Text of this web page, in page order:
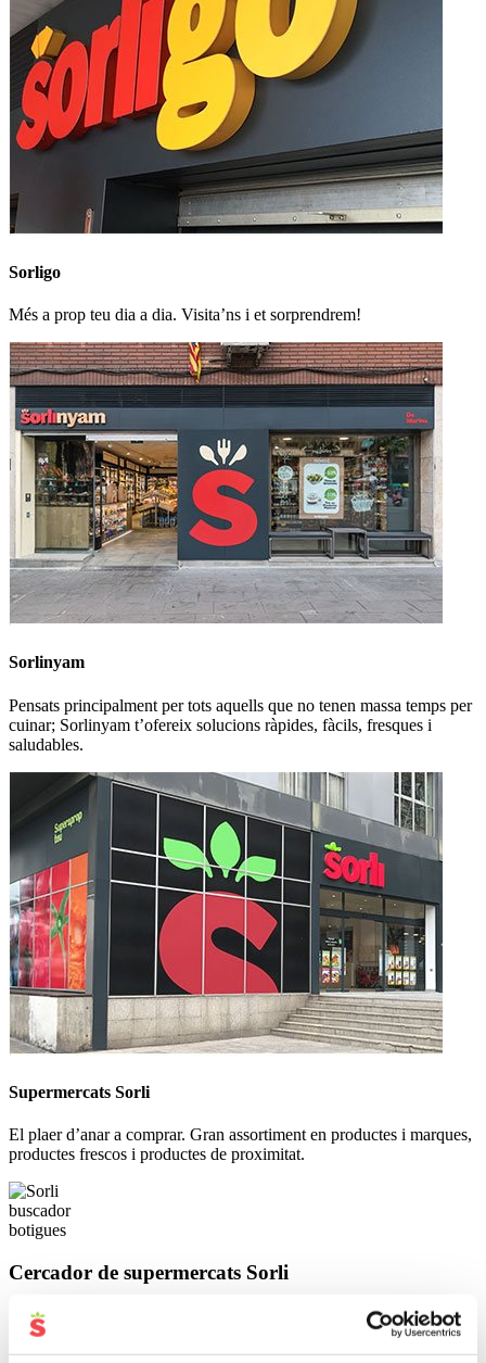
Sorligo
Més a prop teu dia a dia. Visita’ns i et sorprendrem!
Sorlinyam
Pensats principalment per tots aquells que no tenen massa temps per
cuinar; Sorlinyam t’ofereix solucions ràpides, fàcils, fresques i
saludables.
Supermercats Sorli
El plaer d’anar a comprar. Gran assortiment en productes i marques,
productes frescos i productes de proximitat.
Cercador de supermercats Sorli
Sempre hi ha un supermercat Sorli, una